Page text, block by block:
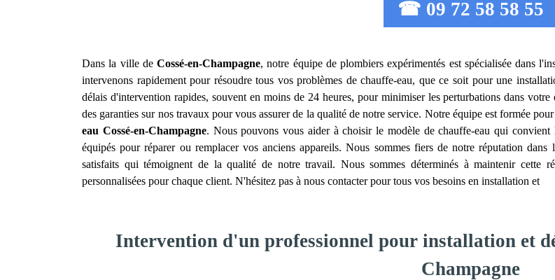
☎ 09 72 58 58 55
Dans la ville deCossé-en-Champagne, notre équipe de plombiers expérimentés est spécialisée dans
intervenons rapidement pour résoudre tous vos problèmes de chauffe-eau, que ce soit pour une
délais d'intervention rapides, souvent en moins de 24 heures, pour minimiser les perturbations dans
des garanties sur nos travaux pour vous assurer de la qualité de notre service. Notre équipe est formée
eau Cossé-en-Champagne. Nous pouvons vous aider à choisir le modèle de chauffe-eau qui
équipés pour réparer ou remplacer vos anciens appareils. Nous sommes fiers de notre réputation
satisfaits qui témoignent de la qualité de notre travail. Nous sommes déterminés à maintenir cette
personnalisées pour chaque client. N'hésitez pas à nous contacter pour tous vos besoins en installation et
Intervention d'un professionnel pour installation et
Champagne